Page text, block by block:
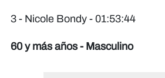
3 - Nicole Bondy - 01:53:44
60 y más años - Masculino